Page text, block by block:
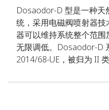
Dosaodor-D 型是一种天
统，采用电磁阀喷射器
器可以维持系统整个范
无限调低。Dosaodor-D
2014/68-UE，被归为 II 类